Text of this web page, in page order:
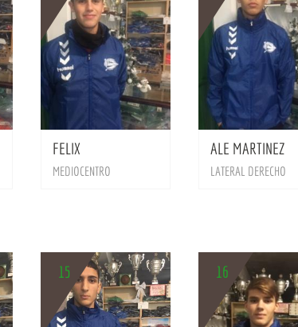
BIO
FELIX
MEDIOCENTRO
ALE MARTINEZ
LATERAL DERECHO
15 16